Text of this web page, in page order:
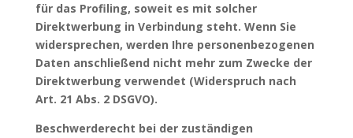
für das Profiling, soweit es mit solcher
Direktwerbung in Verbindung steht. Wenn Sie
widersprechen, werden Ihre personenbezogenen
Daten anschließend nicht mehr zum Zwecke der
Direktwerbung verwendet (Widerspruch nach
Art. 21 Abs. 2 DSGVO).
Beschwerderecht bei der zuständigen